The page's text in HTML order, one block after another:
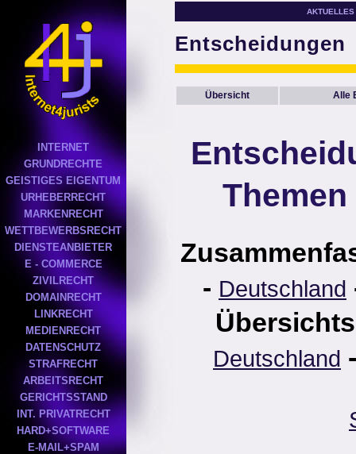
INTERNET
GRUNDRECHTE
GEISTIGES EIGENTUM
URHEBERRECHT
MARKENRECHT
WETTBEWERBSRECHT
DIENSTEANBIETER
E - COMMERCE
ZIVILRECHT
DOMAINRECHT
LINKRECHT
MEDIENRECHT
DATENSCHUTZ
STRAFRECHT
ARBEITSRECHT
GERICHTSSTAND
INT. PRIVATRECHT
HARD+SOFTWARE
E-MAIL+SPAM
AKTUELLES
Entscheidungen
Übersicht Alle
- Deutschland
Deutschland